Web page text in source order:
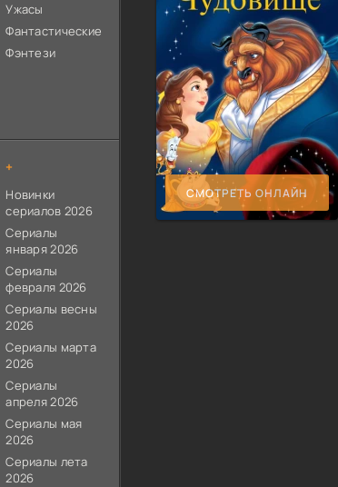
СМОТРЕТЬ ОНЛАЙН
Ужасы
Фантастические
Фэнтези
+
Новинки
сериалов 2026
Сериалы
января 2026
Сериалы
февраля 2026
Сериалы весны
2026
Сериалы марта
2026
Сериалы
апреля 2026
Сериалы мая
2026
Сериалы лета
2026